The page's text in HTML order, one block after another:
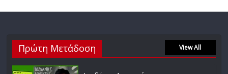
27/01/2023
σχολιασμός
Πρώτη Μετάδοση View All